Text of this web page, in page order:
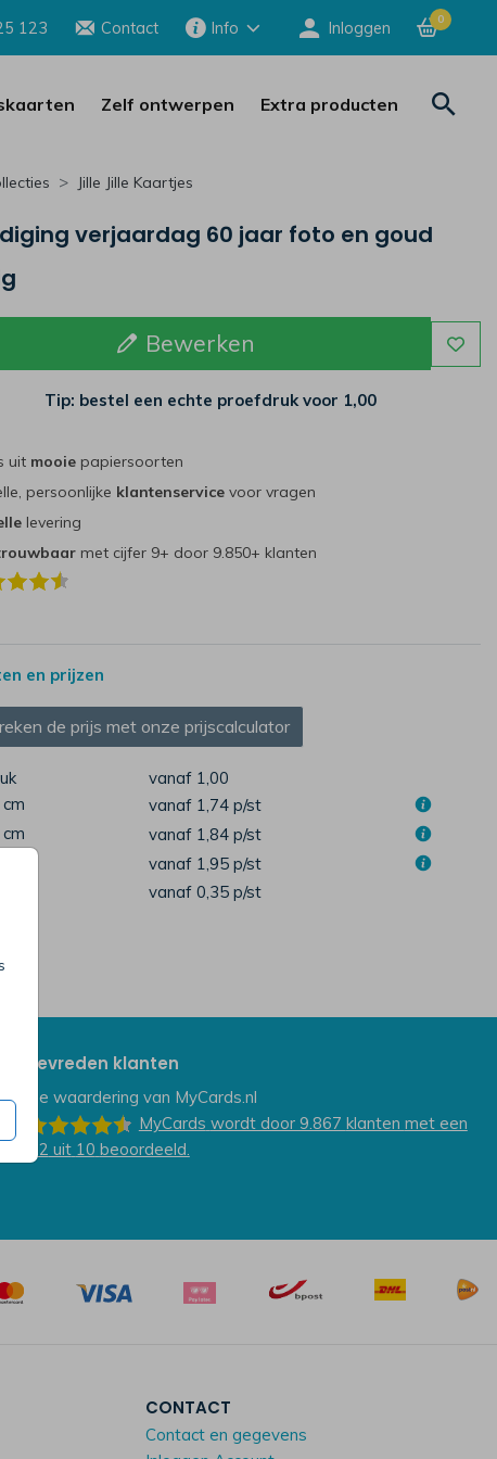
123 Contact Info Inloggen 0
Zelf ontwerpen Extra producten
Jille Jille Kaartjes
verjaardag 60 jaar foto en goud
Bewerken
Tip: bestel een echte proefdruk voor 1,00
uit mooie papiersoorten
persoonlijke klantenservicevoor vragen
levering
met cijfer 9+ door 9.850+ klanten
en prijzen
de prijs met onze prijscalculator
vanaf 1,00
vanaf 1,74 p/st
vanaf 1,84 p/st
vanaf 1,95 p/st
vanaf 0,35 p/st
Tevreden klanten
De waardering van MyCards.nl
MyCards wordt door 9.867 klanten met een
9.2 uit 10 beoordeeld.
CONTACT
Contact en gegevens